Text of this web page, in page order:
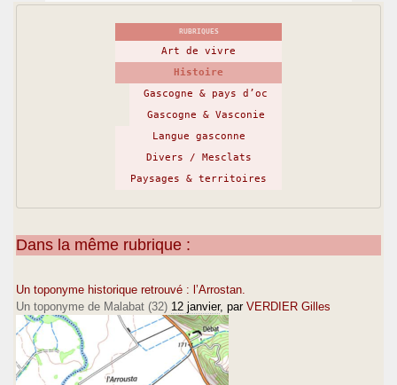
RUBRIQUES
Art de vivre
Histoire
Gascogne & pays d’oc
Gascogne & Vasconie
Langue gasconne
Divers / Mesclats
Paysages & territoires
Dans la même rubrique :
Un toponyme historique retrouvé : l’Arrostan.
Un toponyme de Malabat (32) 12 janvier, par VERDIER Gilles